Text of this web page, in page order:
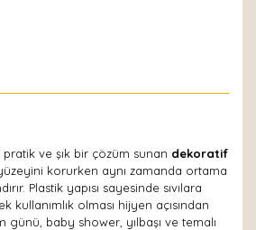
ve şık bir çözüm sunan dekoratif
yüzeyini korurken aynı zamanda ortama
Plastik yapısı sayesinde sıvılara
kullanımlık olması hijyen açısından
günü, baby shower, yılbaşı ve temalı